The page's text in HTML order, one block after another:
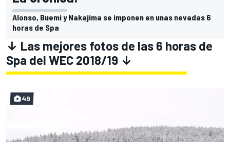
Alonso, Buemi y Nakajima se imponen en unas nevadas 6
horas de Spa
↓ Las mejores fotos de las 6 horas de
Spa del WEC 2018/19 ↓
49